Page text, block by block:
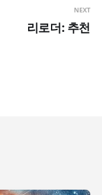
NEXT
리로더: 추천